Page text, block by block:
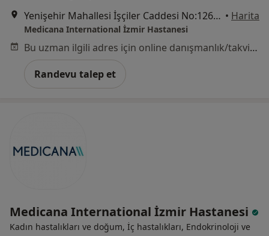
Yenişehir Mahallesi İşçiler Caddesi No:126, Konak • Harita
Medicana International İzmir Hastanesi
Bu uzman ilgili adres için online danışmanlık/takvim sunmuyor.
Randevu talep et
Medicana International İzmir Hastanesi
Kadın hastalıkları ve doğum, İç hastalıkları, Endokrinoloji ve